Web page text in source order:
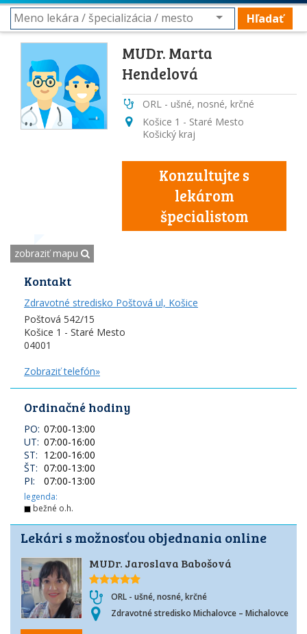
Hľadať
MUDr. Marta
Hendelová
ORL - ušné, nosné, krčné
Košice 1 - Staré Mesto
Košický kraj
Konzultujte s
lekárom
špecialistom
zobraziť mapu
Kontakt
Zdravotné stredisko Poštová ul, Košice
Poštová 542/15
Košice 1 - Staré Mesto
04001
Zobraziť telefón»
Ordinačné hodiny
PO: 07:00-13:00
UT: 07:00-16:00
ST: 12:00-16:00
ŠT: 07:00-13:00
PI:
07:00-13:00
legenda:
bežné o.h.
Lekári s možnosťou objednania online
MUDr. Jaroslava Babošová
ORL - ušné, nosné, krčné
Zdravotné stredisko Michalovce – Michalovce